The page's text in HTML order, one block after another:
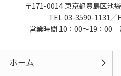
〒171-0014 東京都豊島区池
TEL 03-3590-1131／
営業時間 10：00～19：00
ホーム